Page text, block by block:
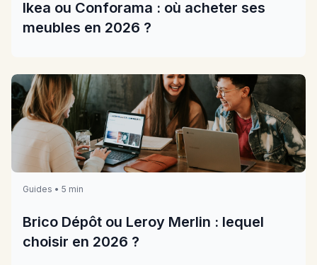
Ikea ou Conforama : où acheter ses
meubles en 2026 ?
Guides • 5 min
Brico Dépôt ou Leroy Merlin : lequel
choisir en 2026 ?